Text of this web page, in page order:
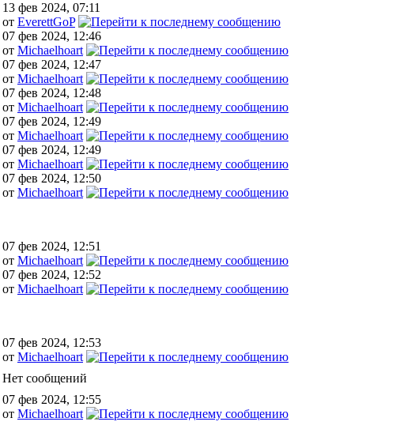
13 фев 2024, 07:11
от EverettGoP
07 фев 2024, 12:46
от Michaelhoart
07 фев 2024, 12:47
от Michaelhoart
07 фев 2024, 12:48
от Michaelhoart
07 фев 2024, 12:49
от Michaelhoart
07 фев 2024, 12:49
от Michaelhoart
07 фев 2024, 12:50
от Michaelhoart
07 фев 2024, 12:51
от Michaelhoart
07 фев 2024, 12:52
от Michaelhoart
07 фев 2024, 12:53
от Michaelhoart
Нет сообщений
07 фев 2024, 12:55
от Michaelhoart